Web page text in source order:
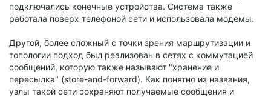
подключались конечные устройства. Система также
работала поверх телефоной сети и использовала модемы.
Другой, более сложный с точки зрения маршрутизации и
топологии подход был реализован в сетях с коммутацией
сообщений, которую также называют "хранение и
пересылка" (store-and-forward). Как понятно из названия,
узлы такой сети сохраняют получаемые сообщения и